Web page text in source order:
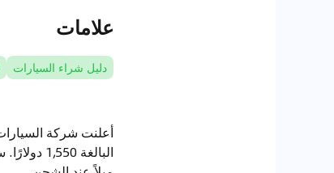
علامات
دليل شراء السيارات